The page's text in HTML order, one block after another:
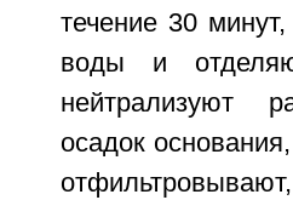
течение 30
воды и
нейтрализуют
осадок